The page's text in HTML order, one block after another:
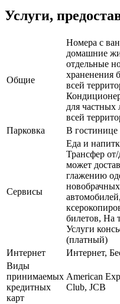
Услуги,
Общие
Номера с
домашние
отдельные
храненения
всей
для
всей
Парковка
В гостинице
Сервисы
Еда и
Трансфер
может
глажению
билетов, На
Услуги
(платный)
Интернет
Интернет,
Виды
принимаемых
кредитных
карт
American
Club, JCB